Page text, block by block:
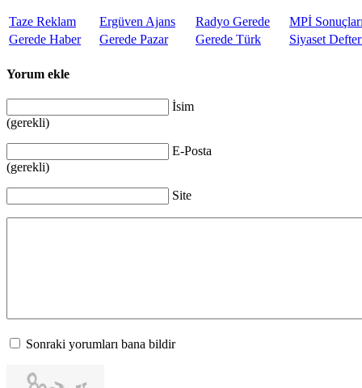
Taze Reklam Ergüven Ajans Radyo Gerede
MPİ
Gerede Haber
Gerede Pazar Gerede Türk Siyaset
Yorum ekle
İsim
(gerekli)
E-Posta
(gerekli)
Site
Sonraki yorumları bana bildir